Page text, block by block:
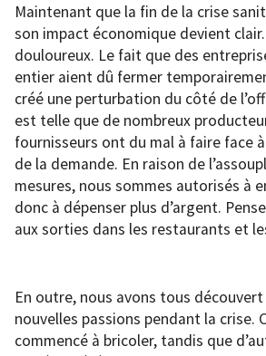
Maintenant que la fin de la crise
son impact économique devient clair.
douloureux. Le fait que des
entier aient dû fermer
créé une perturbation du côté de
est telle que de nombreux
fournisseurs ont du mal à faire face
de la demande. En raison de
mesures, nous sommes autorisés à
donc à dépenser plus d’argent.
aux sorties dans les restaurants et
En outre, nous avons tous
nouvelles passions pendant la crise.
commencé à bricoler, tandis que